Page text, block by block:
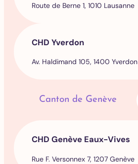
Route de Berne 1, 1010 Lausanne
CHD Yverdon
Av. Haldimand 105, 1400 Yverdon
Canton de Genève
CHD Genève Eaux-Vives
Rue F. Versonnex 7, 1207 Genève